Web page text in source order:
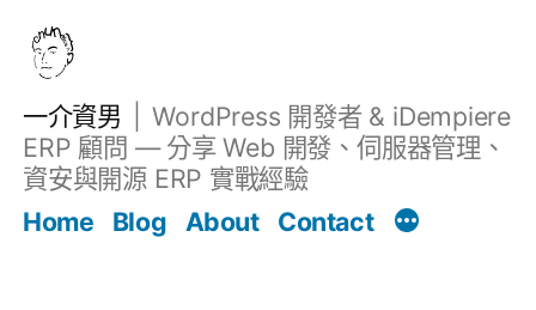
一介資男
WordPress 開發者 & iDempiere
ERP 顧問 — 分享 Web 開發、伺服器管理、
資安與開源 ERP 實戰經驗
Home
Blog About Contact
文章